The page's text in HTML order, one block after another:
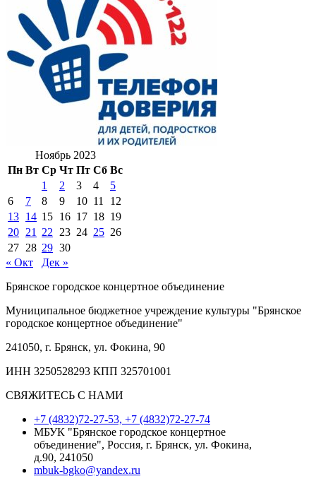
Ноябрь 2023
Пн Вт Ср Чт Пт Сб Вс
1
2 3 4
5
6
7 8 9 10 11
12
13 14 15 16 17 18 19
20 21 22 23 24 25 26
27 28 29 30
« Окт
Дек »
Брянское городское концертное объединение
Муниципальное бюджетное учреждение культуры "Брянское
городское концертное объединение"
241050, г. Брянск, ул. Фокина, 90
ИНН 3250528293 КПП 325701001
СВЯЖИТЕСЬ С НАМИ
+7 (4832)72-27-53, +7 (4832)72-27-74
МБУК "Брянское городское концертное
объединение", Россия, г. Брянск, ул. Фокина,
д.90, 241050
mbuk-bgko@yandex.ru